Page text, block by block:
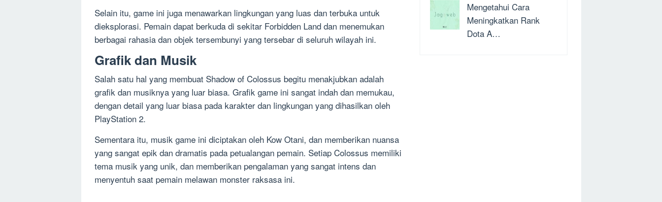
Selain itu, game ini juga menawarkan lingkungan yang luas dan terbuka untuk
dieksplorasi. Pemain dapat berkuda di sekitar Forbidden Land dan menemukan
berbagai rahasia dan objek tersembunyi yang tersebar di seluruh wilayah ini.
Grafik dan Musik
Salah satu hal yang membuat Shadow of Colossus begitu menakjubkan adalah
grafik dan musiknya yang luar biasa. Grafik game ini sangat indah dan memukau,
dengan detail yang luar biasa pada karakter dan lingkungan yang dihasilkan oleh
PlayStation 2.
Sementara itu, musik game ini diciptakan oleh Kow Otani, dan memberikan nuansa
yang sangat epik dan dramatis pada petualangan pemain. Setiap Colossus memiliki
tema musik yang unik, dan memberikan pengalaman yang sangat intens dan
menyentuh saat pemain melawan monster raksasa ini.
Mengetahui Cara
Meningkatkan Rank
Dota A…